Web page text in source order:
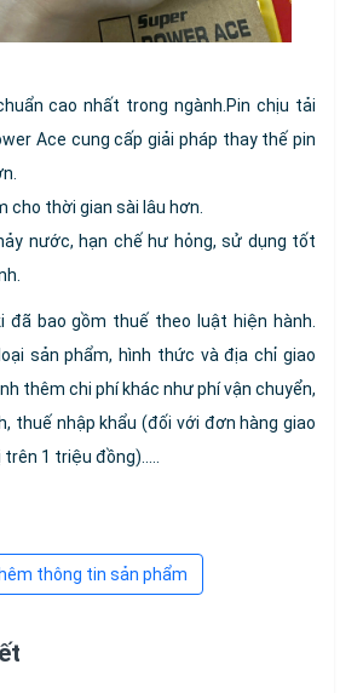
cao nhất trong ngành.Pin chịu tải
Ace cung cấp giải pháp thay thế pin
cho thời gian sài lâu hơn.
nước, hạn chế hư hỏng, sử dụng tốt
đã bao gồm thuế theo luật hiện hành.
sản phẩm, hình thức và địa chỉ giao
thêm chi phí khác như phí vận chuyển,
thuế nhập khẩu (đối với đơn hàng giao
1 triệu đồng).....
thông tin sản phẩm